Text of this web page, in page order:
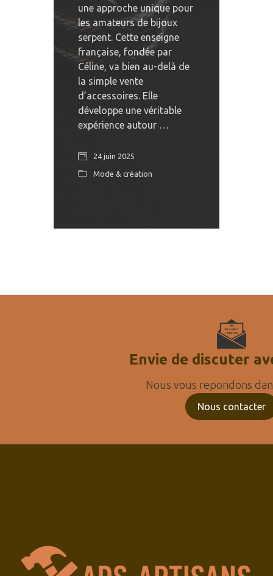
une approche unique pour
les amateurs de bijoux
serpent. Cette enseigne
française, fondée par
Céline, va bien au-delà de
la simple vente
d’accessoires. Elle
développe une véritable
expérience autour …
24 juin 2025
Mode & création
Envie de discuter
Nous vous repondons
Nous contacter